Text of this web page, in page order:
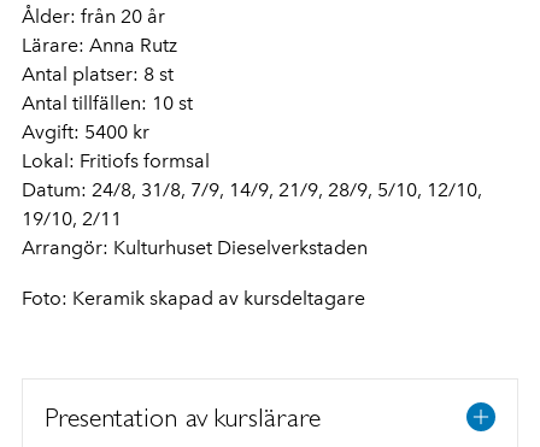
Ålder: från 20 år
Lärare: Anna Rutz
Antal platser: 8 st
Antal tillfällen: 10 st
Avgift: 5400 kr
Lokal: Fritiofs formsal
Datum: 24/8, 31/8, 7/9, 14/9, 21/9, 28/9, 5/10, 12/10,
19/10, 2/11
Arrangör: Kulturhuset Dieselverkstaden
Foto: Keramik skapad av kursdeltagare
Presentation av kurslärare